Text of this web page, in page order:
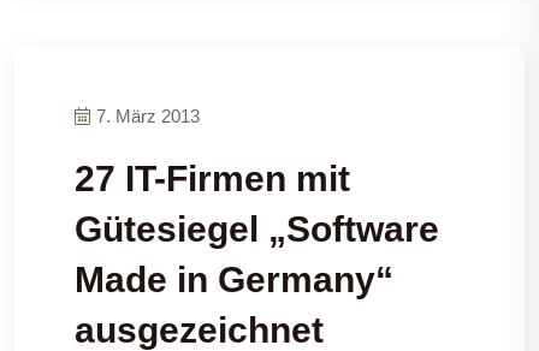
7. März 2013
27 IT-Firmen mit
Gütesiegel „Software
Made in Germany“
ausgezeichnet